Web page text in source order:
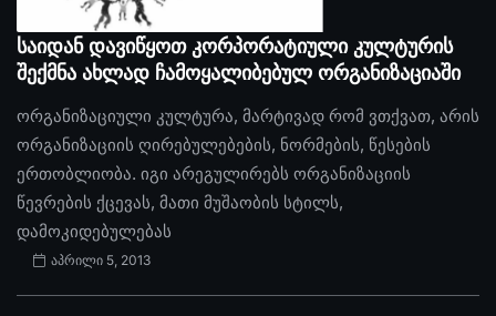
საიდან დავიწყოთ კორპორატიული კულტურის
შექმნა ახლად ჩამოყალიბებულ ორგანიზაციაში
ორგანიზაციული კულტურა, მარტივად რომ ვთქვათ, არის
ორგანიზაციის ღირებულებების, ნორმების, წესების
ერთობლიობა. იგი არეგულირებს ორგანიზაციის
წევრების ქცევას, მათი მუშაობის სტილს,
დამოკიდებულებას
აპრილი 5, 2013